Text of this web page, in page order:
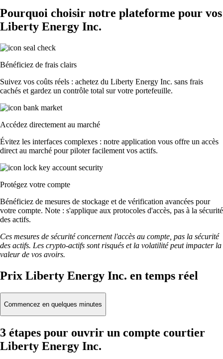
Pourquoi choisir notre plateforme pour vos
Liberty Energy Inc.
Bénéficiez de frais clairs
Suivez vos coûts réels : achetez du Liberty Energy Inc. sans frais
cachés et gardez un contrôle total sur votre portefeuille.
Accédez directement au marché
Évitez les interfaces complexes : notre application vous offre un accès
direct au marché pour piloter facilement vos actifs.
Protégez votre compte
Bénéficiez de mesures de stockage et de vérification avancées pour
votre compte. Note : s'applique aux protocoles d'accès, pas à la sécurité
des actifs.
Ces mesures de sécurité concernent l'accès au compte, pas la sécurité
des actifs. Les crypto-actifs sont risqués et la volatilité peut impacter la
valeur de vos avoirs.
Prix Liberty Energy Inc. en temps réel
Commencez en quelques minutes
3 étapes pour ouvrir un compte courtier
Liberty Energy Inc.